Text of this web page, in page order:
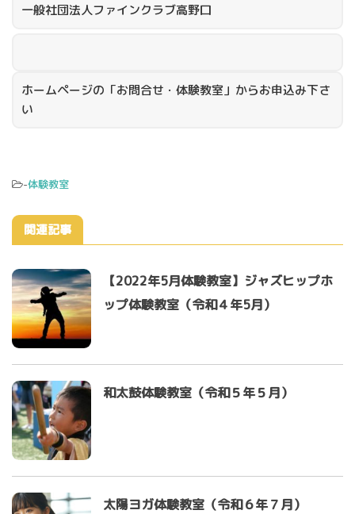
一般社団法人ファインクラブ高野口
ホームページの「お問合せ・体験教室」からお申込み下さ
い
-体験教室
関連記事
【2022年5月体験教室】ジャズヒップホ
ップ体験教室（令和４年5月）
和太鼓体験教室（令和５年５月）
太陽ヨガ体験教室（令和６年７月）